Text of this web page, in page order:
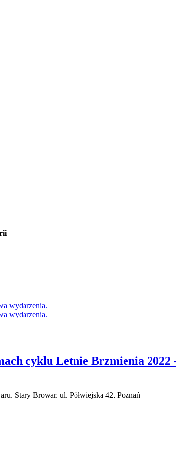
cyklu Letnie Brzmienia 2022
Stary Browar, ul. Półwiejska 42, Poznań